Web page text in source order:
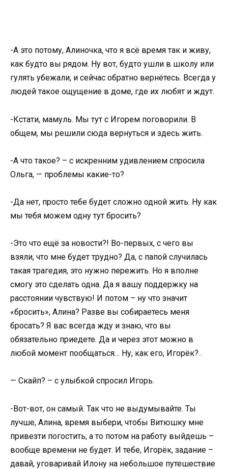
-А это потому, Алиночка, что я всё время так и живу,
как будто вы рядом. Ну вот, будто ушли в школу или
гулять убежали, и сейчас обратно вернётесь. Всегда у
людей такое ощущение в доме, где их любят и ждут.
-Кстати, мамуль. Мы тут с Игорем поговорили. В
общем, мы решили сюда вернуться и здесь жить.
-А что такое? – с искренним удивлением спросила
Ольга, — проблемы какие-то?
-Да нет, просто тебе будет сложно одной жить. Ну как
мы тебя можем одну тут бросить?
-Это что ещё за новости?! Во-первых, с чего вы
взяли, что мне будет трудно? Да, с папой случилась
такая трагедия, это нужно пережить. Но я вполне
смогу это сделать одна. Да я вашу поддержку на
расстоянии чувствую! И потом – ну что значит
«бросить», Алина? Разве вы собираетесь меня
бросать? Я вас всегда жду и знаю, что вы
обязательно приедете. Да и через этот можно в
любой момент пообщаться… Ну, как его, Игорёк?..
— Скайп? – с улыбкой спросил Игорь.
-Вот-вот, он самый. Так что не выдумывайте. Ты
лучше, Алина, время выбери, чтобы Витюшку мне
привезти погостить, а то потом на работу выйдешь –
вообще времени не будет. И тебе, Игорёк, задание –
давай, уговаривай Илону на небольшое путешествие